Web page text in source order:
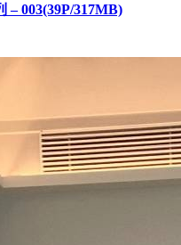
– 003(39P/317MB)